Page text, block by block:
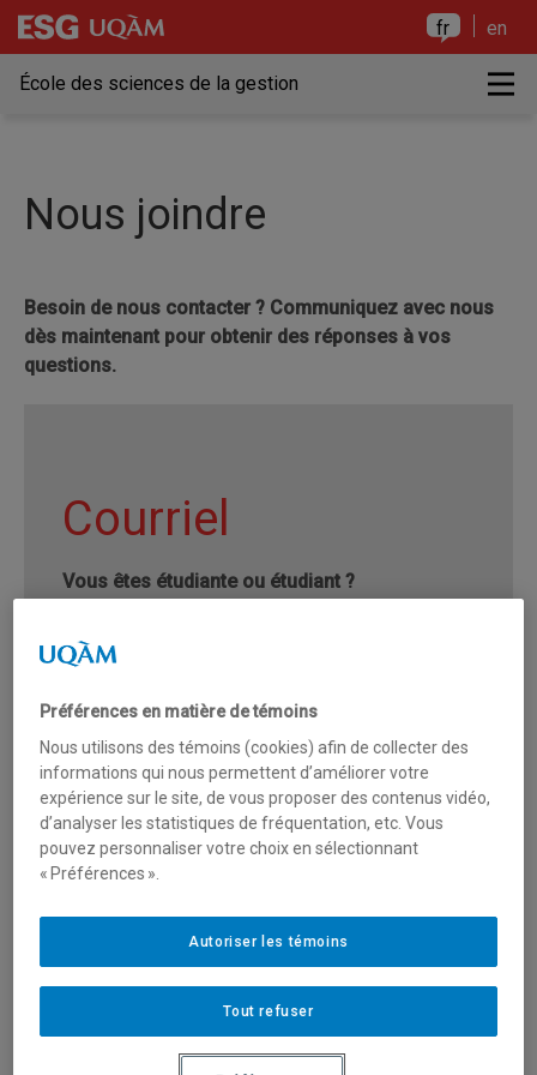
Raccourci vers le contenu
Raccourci vers le menu principal
Raccourci vers la recherche
Raccourci vers le contenu
Raccourci vers le menu principal
Raccourci vers la recherche
fr en
École des sciences de la gestion
Nous joindre
Besoin de nous contacter ? Communiquez avec nous
dès maintenant pour obtenir des réponses à vos
questions.
Courriel
Vous êtes étudiante ou étudiant ?
Vous avez des questions sur votre
Communiquez avec la personne responsable
de votre programme.
Écrivez-nous
Rendez-vous
Préférences en matière de témoins
Nous utilisons des témoins (cookies) afin de collecter des
informations qui nous permettent d’améliorer votre
expérience sur le site, de vous proposer des contenus vidéo,
d’analyser les statistiques de fréquentation, etc. Vous
pouvez personnaliser votre choix en sélectionnant
« Préférences ».
Tout refuser
Autoriser les témoins